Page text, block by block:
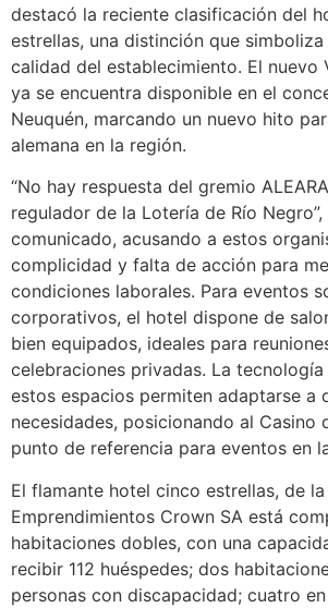
destacó la reciente clasificación del
estrellas, una distinción que
calidad del establecimiento. El nuevo
ya se encuentra disponible en el
Neuquén, marcando un nuevo hito
alemana en la región.
“No hay respuesta del gremio
regulador de la Lotería de Río Negro”,
comunicado, acusando a estos
complicidad y falta de acción para
condiciones laborales. Para eventos
corporativos, el hotel dispone de
bien equipados, ideales para
celebraciones privadas. La
estos espacios permiten adaptarse a
necesidades, posicionando al Casino
punto de referencia para eventos en
El flamante hotel cinco estrellas, de
Emprendimientos Crown SA está
habitaciones dobles, con una
recibir 112 huéspedes; dos
personas con discapacidad; cuatro